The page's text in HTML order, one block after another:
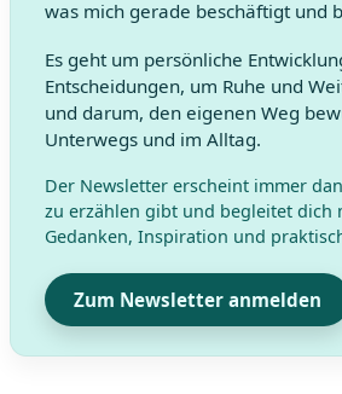
was mich gerade beschäftigt und
Es geht um persönliche
Entscheidungen, um Ruhe und
und darum, den eigenen Weg
Unterwegs und im Alltag.
Der Newsletter erscheint immer
zu erzählen gibt und begleitet dich
Gedanken, Inspiration und
Zum Newsletter anmelden